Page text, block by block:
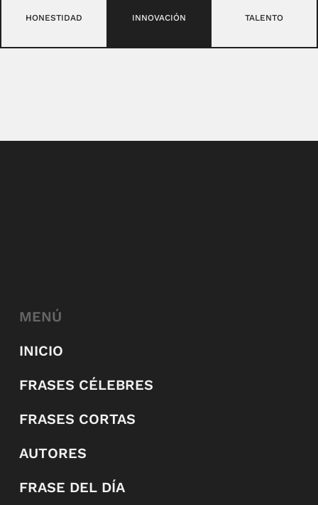
HONESTIDAD INNOVACIÓN TALENTO
MENÚ
INICIO
FRASES CÉLEBRES
FRASES CORTAS
AUTORES
FRASE DEL DÍA